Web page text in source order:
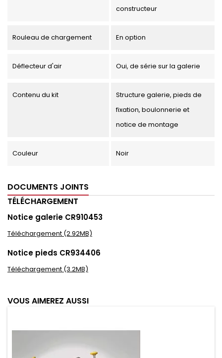
constructeur
Rouleau de chargement En option
Déflecteur d'air Oui, de série sur la galerie
Contenu du kit
Structure galerie, pieds de
fixation, boulonnerie et
notice de montage
Couleur Noir
DOCUMENTS JOINTS
TÉLÉCHARGEMENT
Notice galerie CR910453
Téléchargement (2.92MB)
Notice pieds CR934406
Téléchargement (3.2MB)
VOUS AIMEREZ AUSSI